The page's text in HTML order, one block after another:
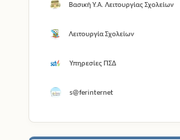
Βασική Υ.Α. Λειτουργίας Σχολείων
Λειτουργία Σχολείων
Υπηρεσίες ΠΣΔ
s@ferinternet